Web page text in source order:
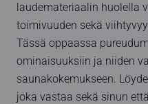
laudemateriaalin huolella
toimivuuden sekä
Tässä oppaassa
ominaisuuksiin ja niiden
saunakokemukseen.
joka vastaa sekä sinun